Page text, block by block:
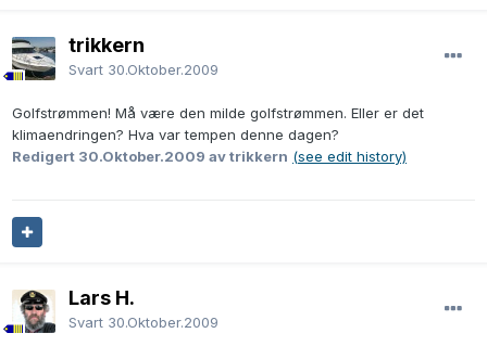
trikkern
Svart 30.Oktober.2009
Golfstrømmen! Må være den milde golfstrømmen. Eller er det
klimaendringen? Hva var tempen denne dagen?
Redigert 30.Oktober.2009 av trikkern (see edit history)
Lars H.
Svart 30.Oktober.2009